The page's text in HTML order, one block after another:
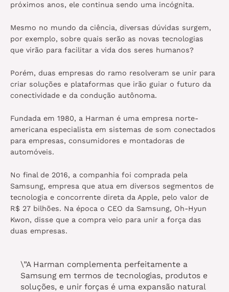
próximos anos, ele continua sendo uma incógnita.
Mesmo no mundo da ciência, diversas dúvidas surgem,
por exemplo, sobre quais serão as novas tecnologias
que virão para facilitar a vida dos seres humanos?
Porém, duas empresas do ramo resolveram se unir para
criar soluções e plataformas que irão guiar o futuro da
conectividade e da condução autônoma.
Fundada em 1980, a Harman é uma empresa norte-
americana especialista em sistemas de som conectados
para empresas, consumidores e montadoras de
automóveis.
No final de 2016, a companhia foi comprada pela
Samsung, empresa que atua em diversos segmentos de
tecnologia e concorrente direta da Apple, pelo valor de
R$ 27 bilhões. Na época o CEO da Samsung, Oh-Hyun
Kwon, disse que a compra veio para unir a força das
duas empresas.
\”A Harman complementa perfeitamente a
Samsung em termos de tecnologias, produtos e
soluções, e unir forças é uma expansão natural